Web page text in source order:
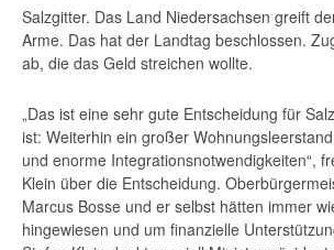
Salzgitter. Das Land Niedersachsen greift
Arme. Das hat der Landtag beschlossen.
ab, die das Geld streichen wollte.
„Das ist eine sehr gute Entscheidung für
ist: Weiterhin ein großer
und enorme Integrationsnotwendigkeiten“,
Klein über die Entscheidung.
Marcus Bosse und er selbst hätten immer
hingewiesen und um finanzielle